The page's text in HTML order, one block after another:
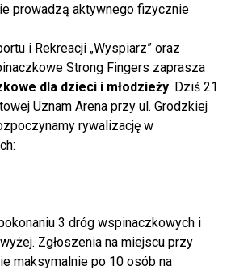
prowadzą aktywnego fizycznie
i Rekreacji „Wyspiarz” oraz
Strong Fingers zaprasza
dla dzieci i młodzieży. Dziś 21
Uznam Arena przy ul. Grodzkiej
rywalizację w
3 dróg wspinaczkowych i
Zgłoszenia na miejscu przy
maksymalnie po 10 osób na